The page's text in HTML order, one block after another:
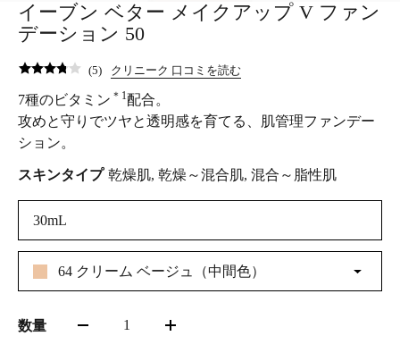
イーブン ベター メイクアップ V ファン
デーション 50
(5) クリニーク 口コミを読む
7種のビタミン ＊1配合。
攻めと守りでツヤと透明感を育てる、肌管理ファンデー
ション。
スキンタイプ 乾燥肌, 乾燥～混合肌, 混合～脂性肌
30mL
64 クリーム ベージュ（中間色）
数量 1